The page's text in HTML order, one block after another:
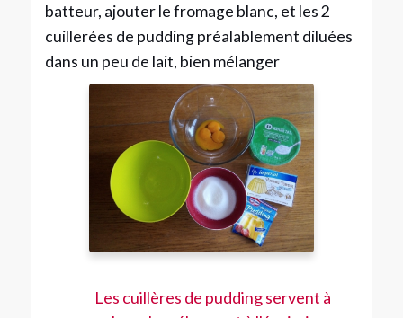
batteur, ajouter le fromage blanc, et les 2
cuillerées de pudding préalablement diluées
dans un peu de lait, bien mélanger
Les cuillères de pudding servent à